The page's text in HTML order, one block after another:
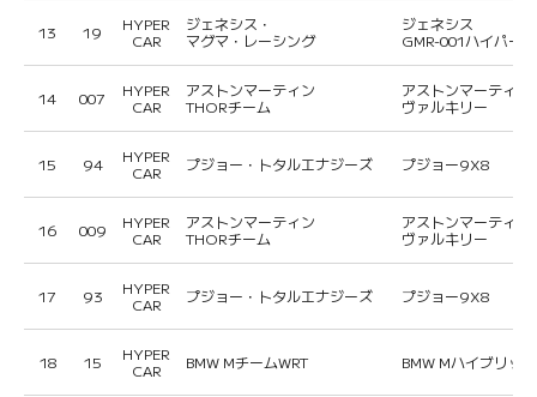
13 19
HYPER
CAR
ジェネシス・
マグマ・レーシング
ジェネシス
GMR-001ハイパー
14 007
HYPER
CAR
アストンマーティン
THORチーム
アストンマーティン
ヴァルキリー
15 94
HYPER
CAR
プジョー・トタルエナジーズ プジョー9X8
16 009
HYPER
CAR
アストンマーティン
THORチーム
アストンマーティン
ヴァルキリー
17 93
HYPER
CAR
プジョー・トタルエナジーズ プジョー9X8
18 15
HYPER
CAR
BMW MチームWRT BMW Mハイブリッ